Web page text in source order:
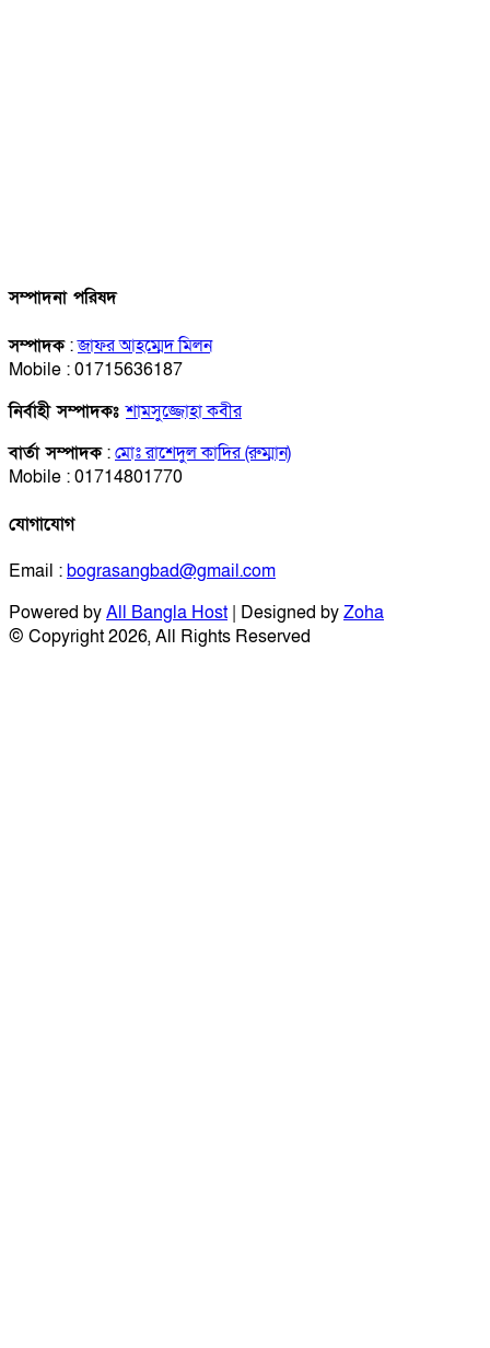
সম্পাদনা পরিষদ
সম্পাদক:জাফর আহম্মেদ মিলন
Mobile : 01715636187
নির্বাহী সম্পাদকঃশামসুজ্জোহা কবীর
বার্তা সম্পাদক:মোঃ রাশেদুল কাদির (রুম্মান)
Mobile : 01714801770
যোগাযোগ
Email :bograsangbad@gmail.com
Powered byAll Bangla Host | Designed byZoha
© Copyright 2026, All Rights Reserved